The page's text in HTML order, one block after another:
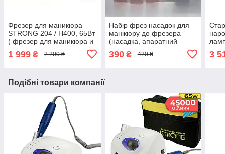
Фрезер для маникюра
STRONG 204 / H400, 65Вт
( фрезер для маникюра и
1 999 ₴ 2 200 ₴
Набір фрез насадок для
манікюру до фрезера
(насадка, апаратний
корекція нігтів)
390₴ 420 ₴
603
3
Подібні товари компанії